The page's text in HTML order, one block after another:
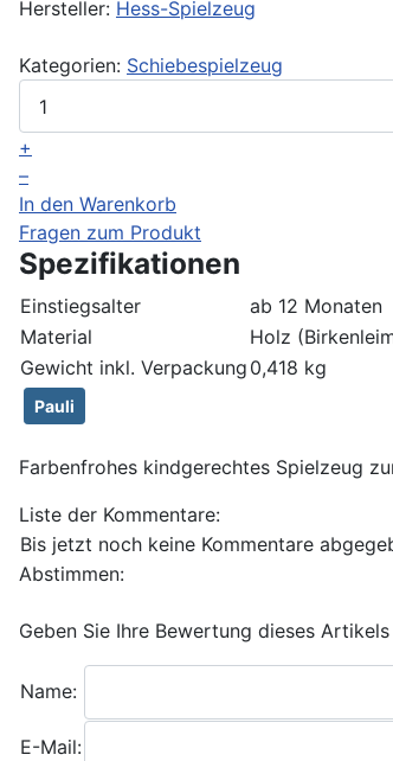
Hersteller: Hess-Spielzeug
Kategorien: Schiebespielzeug
+
–
In den Warenkorb
Fragen zum Produkt
Spezifikationen
Einstiegsalter
ab 12 Monaten
Material
Holz
Gewicht inkl. Verpackung 0,418 kg
Pauli
Farbenfrohes kindgerechtes Spielzeug
Liste der Kommentare:
Bis jetzt noch keine Kommentare
Abstimmen:
Geben Sie Ihre Bewertung dieses
Name:
E-Mail: